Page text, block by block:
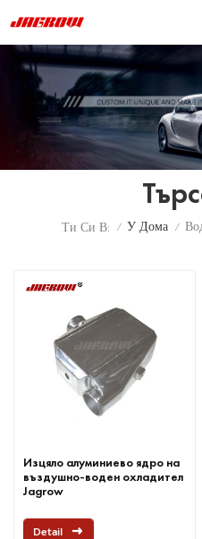
Ти Си В: / У Дома /
Изцяло алуминиево ядро на
въздушно-воден охладител
Jagrow
Detail